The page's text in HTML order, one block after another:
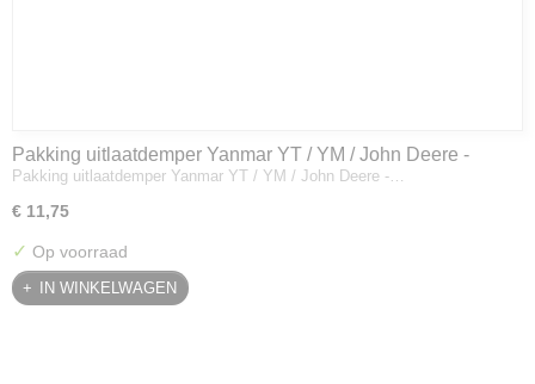
Pakking uitlaatdemper Yanmar YT / YM / John Deere -
128300-13230
Pakking uitlaatdemper Yanmar YT / YM / John Deere -…
€ 11,75
✓ Op voorraad
IN WINKELWAGEN